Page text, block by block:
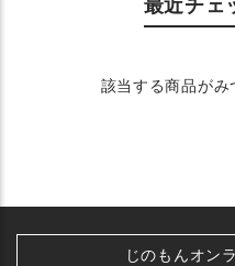
該当する商品がみ
じのもんオン